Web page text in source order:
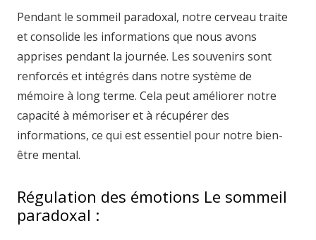
Pendant le sommeil paradoxal, notre cerveau traite
et consolide les informations que nous avons
apprises pendant la journée. Les souvenirs sont
renforcés et intégrés dans notre système de
mémoire à long terme. Cela peut améliorer notre
capacité à mémoriser et à récupérer des
informations, ce qui est essentiel pour notre bien-
être mental.
Régulation des émotions Le sommeil
paradoxal :